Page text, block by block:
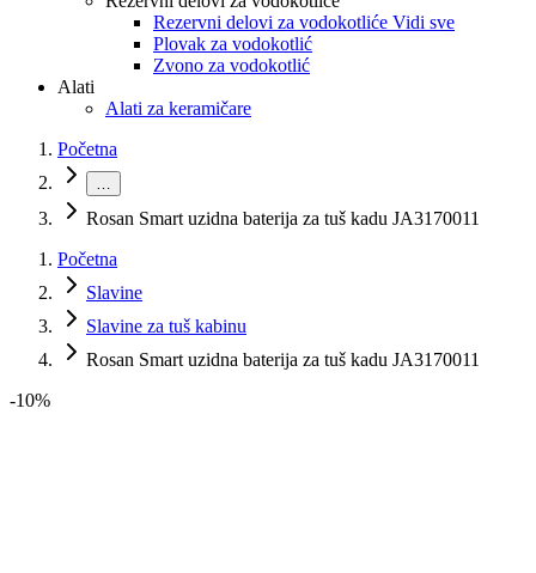
Rezervni delovi za vodokotliće Vidi sve
Plovak za vodokotlić
Zvono za vodokotlić
Alati
Alati za keramičare
Početna
…
Rosan Smart uzidna baterija za tuš kadu JA3170011
Početna
Slavine
Slavine za tuš kabinu
Rosan Smart uzidna baterija za tuš kadu JA3170011
-10%